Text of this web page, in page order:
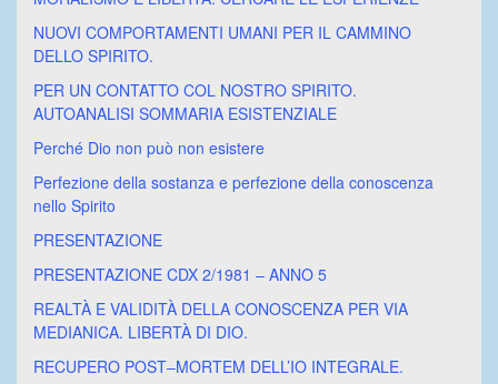
NUOVI COMPORTAMENTI UMANI PER IL CAMMINO
DELLO SPIRITO.
PER UN CONTATTO COL NOSTRO SPIRITO.
AUTOANALISI SOMMARIA ESISTENZIALE
Perché Dio non può non esistere
Perfezione della sostanza e perfezione della conoscenza
nello Spirito
PRESENTAZIONE
PRESENTAZIONE CDX 2/1981 – ANNO 5
REALTÀ E VALIDITÀ DELLA CONOSCENZA PER VIA
MEDIANICA. LIBERTÀ DI DIO.
RECUPERO POST–MORTEM DELL’IO INTEGRALE.